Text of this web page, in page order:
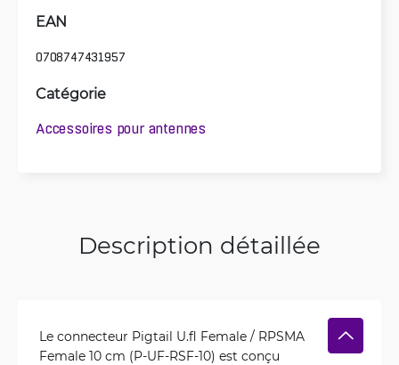
EAN
0708747431957
Catégorie
Accessoires pour antennes
Description détaillée
Le connecteur Pigtail U.fl Female / RPSMA
Female 10 cm (P-UF-RSF-10) est conçu